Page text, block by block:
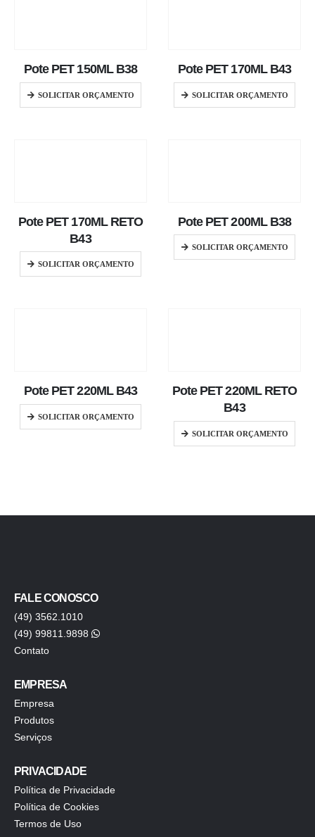
Pote PET 150ML B38
SOLICITAR ORÇAMENTO
Pote PET 170ML B43
SOLICITAR ORÇAMENTO
Pote PET 170ML RETO
B43
SOLICITAR ORÇAMENTO
Pote PET 200ML B38
SOLICITAR ORÇAMENTO
Pote PET 220ML B43
SOLICITAR ORÇAMENTO
Pote PET 220ML RETO
B43
SOLICITAR ORÇAMENTO
FALE CONOSCO
(49) 3562.1010
(49) 99811.9898
Contato
EMPRESA
Empresa
Produtos
Serviços
PRIVACIDADE
Política de Privacidade
Política de Cookies
Termos de Uso